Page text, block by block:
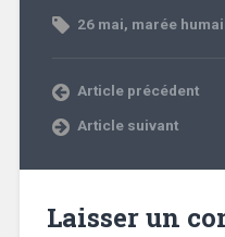
26 mai, marée
Article précédent
Article suivant
Laisser un